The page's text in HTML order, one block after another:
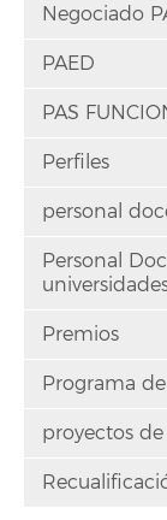
Negociado
PAED
PAS
Perfiles
personal
Personal
Premios
Programa
proyectos